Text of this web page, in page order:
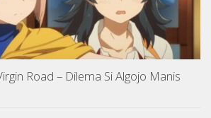
Road – Dilema Si Algojo Manis